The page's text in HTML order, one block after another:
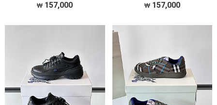
저 공장에서 취급되는 모델 많이 없습니
157,000
래서 전문적으로 취급하는 공장과제가 현
157,000